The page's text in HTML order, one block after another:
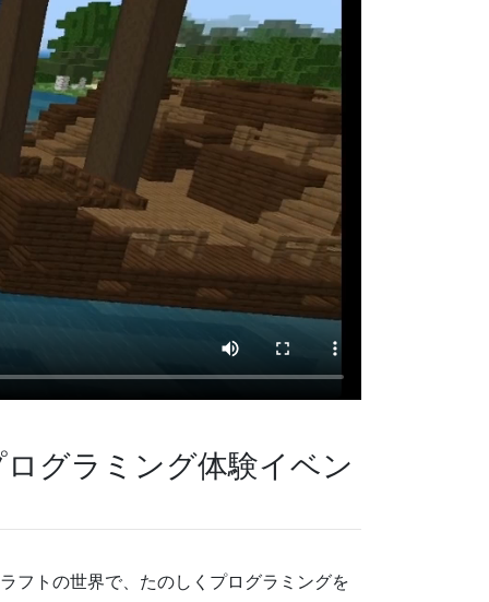
グラミング体験イベン
フトの世界で、たのしくプログラミングを